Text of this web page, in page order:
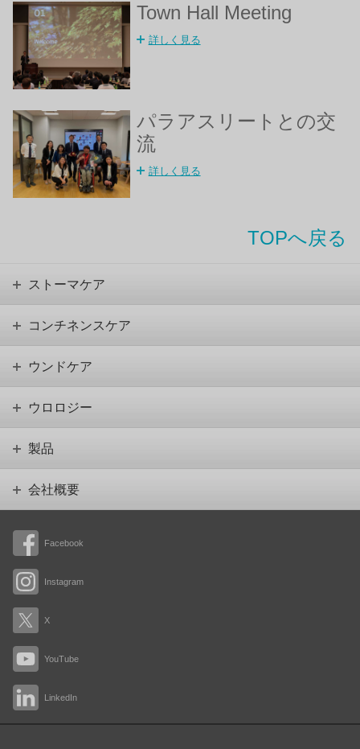
Town Hall Meeting
詳しく見る
パラアスリートとの交
流
詳しく見る
TOPへ戻る
Facebook
Instagram
X
YouTube
LinkedIn
ストーマケア
コンチネンスケア
ウンドケア
ウロロジー
製品
会社概要